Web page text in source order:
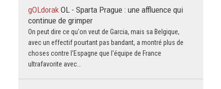
gOLdorak OL - Sparta Prague : une affluence qui
continue de grimper
On peut dire ce qu'on veut de Garcia, mais sa Belgique,
avec un effectif pourtant pas bandant, a montré plus de
choses contre l'Espagne que l'équipe de France
ultrafavorite avec…